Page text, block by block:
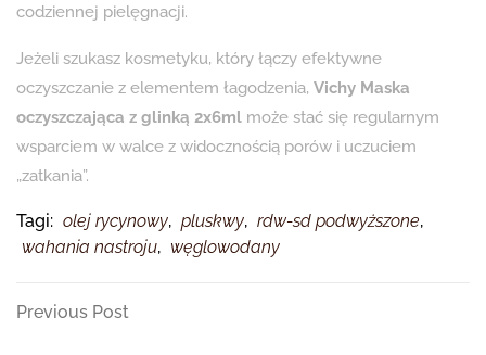
codziennej pielęgnacji.
Jeżeli szukasz kosmetyku, który łączy efektywne
oczyszczanie z elementem łagodzenia, Vichy Maska
oczyszczająca z glinką 2x6ml może stać się regularnym
wsparciem w walce z widocznością porów i uczuciem
„zatkania”.
Tagi: olej rycynowy, pluskwy, rdw-sd podwyższone,
wahania nastroju, węglowodany
Nawigacja
Previous
Previous Post